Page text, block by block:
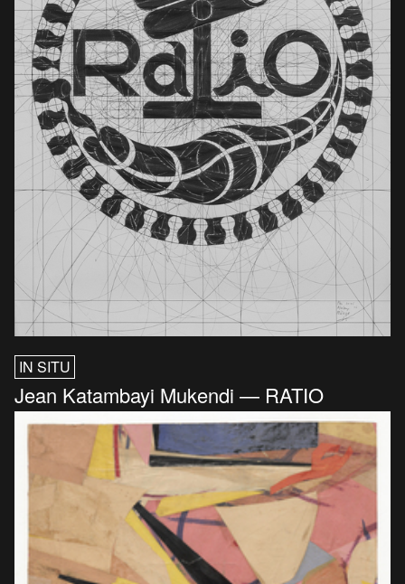
IN SITU
Jean Katambayi Mukendi — RATIO